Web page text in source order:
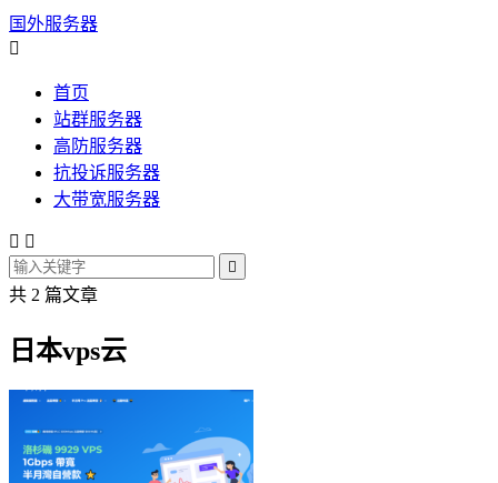
国外服务器

首页
站群服务器
高防服务器
抗投诉服务器
大带宽服务器
 

共 2 篇文章
日本vps云